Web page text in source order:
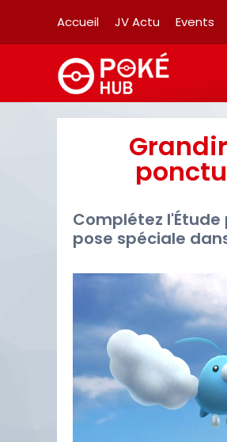
Accueil JV Actu Events
Complétez
pose spéciale